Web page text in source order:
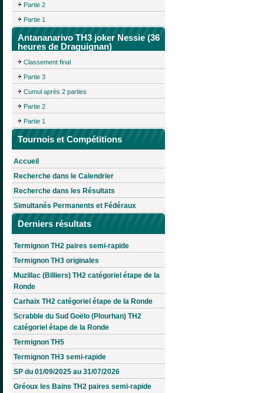
Partie 2
Partie 1
Antananarivo TH3 joker Nessie (36
heures de Draguignan)
Classement final
Partie 3
Cumul après 2 parties
Partie 2
Partie 1
Tournois et Compétitions
Accueil
Recherche dans le Calendrier
Recherche dans les Résultats
Simultanés Permanents et Fédéraux
Derniers résultats
Termignon TH2 paires semi-rapide
Termignon TH3 originales
Muzillac (Billiers) TH2 catégoriel étape de la
Ronde
Carhaix TH2 catégoriel étape de la Ronde
Scrabble du Sud Goëlo (Plourhan) TH2
catégoriel étape de la Ronde
Termignon TH5
Termignon TH3 semi-rapide
SP du 01/09/2025 au 31/07/2026
Gréoux les Bains TH2 paires semi-rapide